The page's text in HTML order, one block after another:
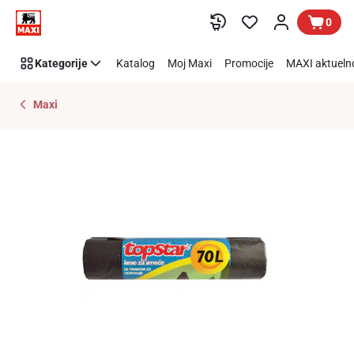
Preskoči link 0
Kategorije Katalog Moj Maxi Promocije MAXI
Maxi